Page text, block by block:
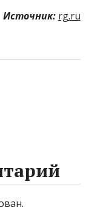
Источник: rg.ru